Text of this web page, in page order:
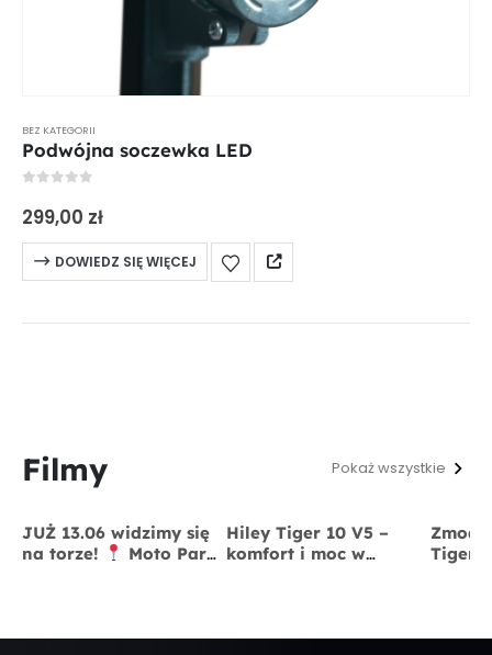
BEZ KATEGORII
Podwójna soczewka LED
299,00 zł
DOWIEDZ SIĘ WIĘCEJ
Filmy Pokaż wszystkie
JUŻ 13.06 widzimy się
na torze!
Moto Park
Hiley Tiger 10 V5 –
komfort i moc w
Tiger